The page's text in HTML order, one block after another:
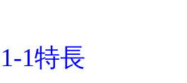
1-1特長